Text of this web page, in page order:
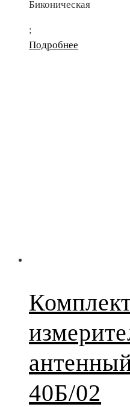
Биконическая
;
Подробнее
40Б/02